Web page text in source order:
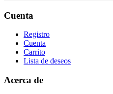
Cuenta
Registro
Cuenta
Carrito
Lista de deseos
Acerca de